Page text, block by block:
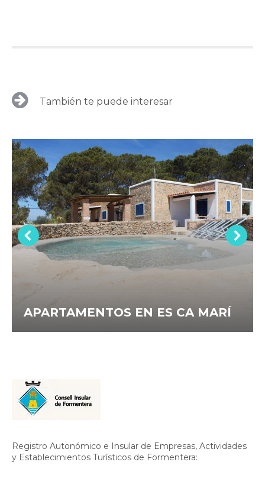
También te puede interesar
APARTAMENTOS EN ES CA MARÍ
Registro Autonómico e Insular de Empresas, Actividades
y Establecimientos Turísticos de Formentera: